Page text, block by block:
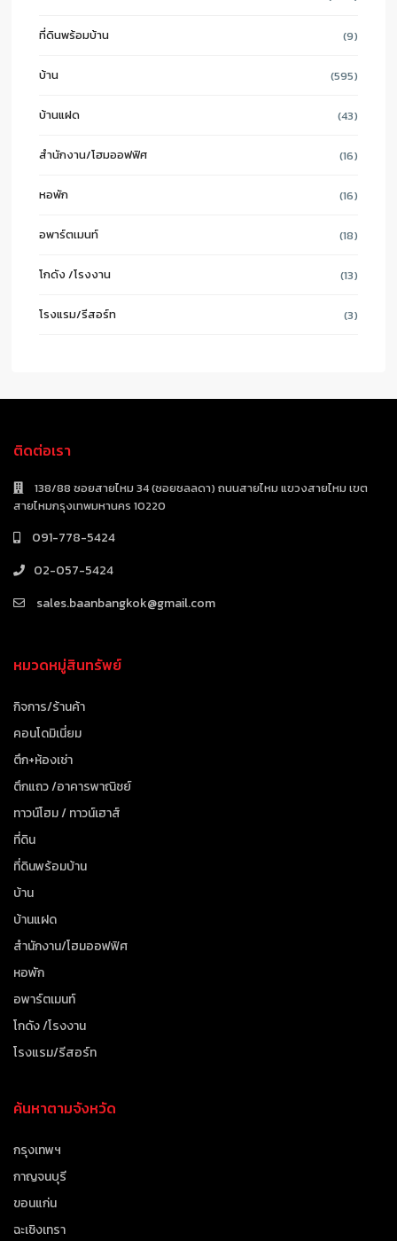
ที่ดินพร้อมบ้าน (9)
บ้าน (595)
บ้านแฝด (43)
สำนักงาน/โฮมออฟฟิศ (16)
หอพัก (16)
อพาร์ตเมนท์ (18)
โกดัง /โรงงาน (13)
โรงแรม/รีสอร์ท (3)
ติดต่อเรา
138/88 ซอยสายไหม 34 (ซอยชลลดา) ถนนสายไหม แขวงสายไหม เขต
สายไหมกรุงเทพมหานคร 10220
091-778-5424
02-057-5424
sales.baanbangkok@gmail.com
หมวดหมู่สินทรัพย์
กิจการ/ร้านค้า
คอนโดมิเนี่ยม
ตึก+ห้องเช่า
ตึกแถว /อาคารพาณิชย์
ทาวน์โฮม / ทาวน์เฮาส์
ที่ดิน
ที่ดินพร้อมบ้าน
บ้าน
บ้านแฝด
สำนักงาน/โฮมออฟฟิศ
หอพัก
อพาร์ตเมนท์
โกดัง /โรงงาน
โรงแรม/รีสอร์ท
ค้นหาตามจังหวัด
กรุงเทพฯ
กาญจนบุรี
ขอนแก่น
ฉะเชิงเทรา